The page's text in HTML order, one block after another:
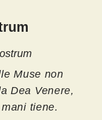
Muse non
Dea Venere,
tiene.